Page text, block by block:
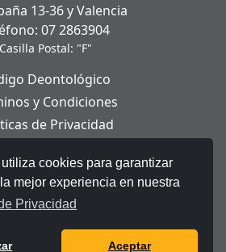
cookies para garantizar
mejor experiencia en nuestra
Privacidad
Aceptar
13-36 y Valencia
07 2863904
Casilla Postal: "F"
Deontológico
y Condiciones
de Privacidad
Aviso Legal
de Datos Personales
- Todos los derechos reservados.